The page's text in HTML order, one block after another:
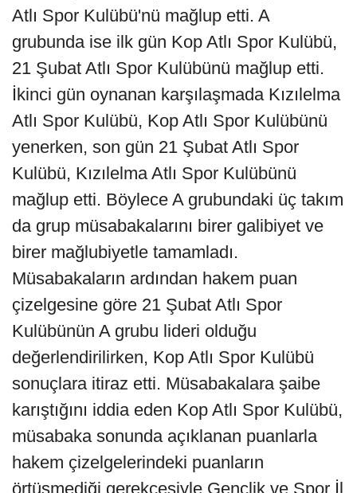
Atlı Spor Kulübü'nü mağlup etti. A
grubunda ise ilk gün Kop Atlı Spor Kulübü,
21 Şubat Atlı Spor Kulübünü mağlup etti.
İkinci gün oynanan karşılaşmada Kızılelma
Atlı Spor Kulübü, Kop Atlı Spor Kulübünü
yenerken, son gün 21 Şubat Atlı Spor
Kulübü, Kızılelma Atlı Spor Kulübünü
mağlup etti. Böylece A grubundaki üç takım
da grup müsabakalarını birer galibiyet ve
birer mağlubiyetle tamamladı.
Müsabakaların ardından hakem puan
çizelgesine göre 21 Şubat Atlı Spor
Kulübünün A grubu lideri olduğu
değerlendirilirken, Kop Atlı Spor Kulübü
sonuçlara itiraz etti. Müsabakalara şaibe
karıştığını iddia eden Kop Atlı Spor Kulübü,
müsabaka sonunda açıklanan puanlarla
hakem çizelgelerindeki puanların
örtüşmediği gerekçesiyle Gençlik ve Spor İl